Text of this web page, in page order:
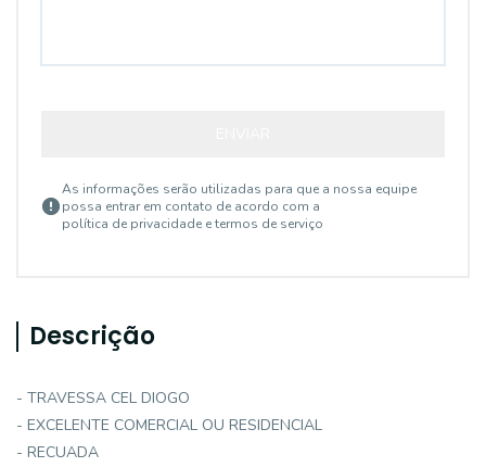
As informações serão utilizadas para que a nossa equipe
possa entrar em contato de acordo com a
política de privacidade e termos de serviço
Descrição
- TRAVESSA CEL DIOGO
- EXCELENTE COMERCIAL OU RESIDENCIAL
- RECUADA